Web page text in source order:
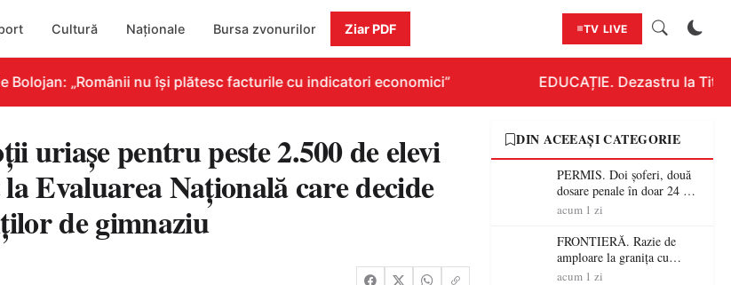
Cultură Naționale Bursa zvonurilor Ziar PDF TV LIVE
„Românii nu își plătesc facturile cu indicatori economici” EDUCAȚIE. Dezastru la
uriașe pentru peste 2.500 de elevi
Evaluarea Națională care decide
de gimnaziu
DIN ACEEAȘI CATEGORIE
PERMIS. Doi șoferi, două
dosare penale în doar 24 de
ore la Petea! Unul avea
nu a avut niciodată permis
acum 1 zi
FRONTIERĂ. Razie de
amploare la granița cu
Ungaria! 800 de persoane și
acum 1 zi